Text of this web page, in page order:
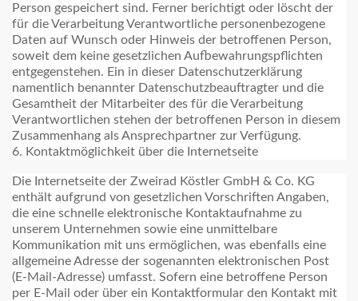
Person gespeichert sind. Ferner berichtigt oder löscht der
für die Verarbeitung Verantwortliche personenbezogene
Daten auf Wunsch oder Hinweis der betroffenen Person,
soweit dem keine gesetzlichen Aufbewahrungspflichten
entgegenstehen. Ein in dieser Datenschutzerklärung
namentlich benannter Datenschutzbeauftragter und die
Gesamtheit der Mitarbeiter des für die Verarbeitung
Verantwortlichen stehen der betroffenen Person in diesem
Zusammenhang als Ansprechpartner zur Verfügung.
6. Kontaktmöglichkeit über die Internetseite
Die Internetseite der Zweirad Köstler GmbH & Co. KG
enthält aufgrund von gesetzlichen Vorschriften Angaben,
die eine schnelle elektronische Kontaktaufnahme zu
unserem Unternehmen sowie eine unmittelbare
Kommunikation mit uns ermöglichen, was ebenfalls eine
allgemeine Adresse der sogenannten elektronischen Post
(E-Mail-Adresse) umfasst. Sofern eine betroffene Person
per E-Mail oder über ein Kontaktformular den Kontakt mit